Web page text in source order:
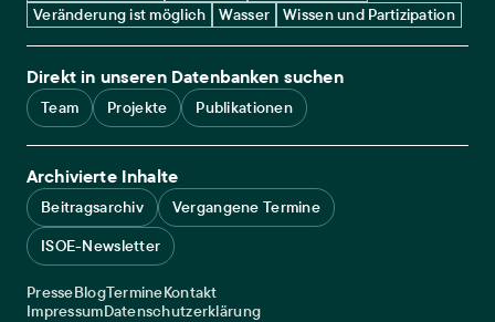
Veränderung ist möglich
Wasser Wissen und Partizipation
Direkt in unseren Datenbanken suchen
Team Projekte Publikationen
Archivierte Inhalte
Beitragsarchiv
Vergangene Termine
ISOE-Newsletter
Service navigation
PresseBlogTermineKontakt
Legal navigation
ImpressumDatenschutzerklärung